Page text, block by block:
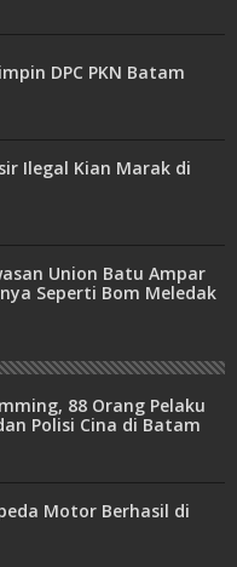
DPC PKN Batam
Ilegal Kian Marak di
Union Batu Ampar
Seperti Bom Meledak
88 Orang Pelaku
Polisi Cina di Batam
Motor Berhasil di